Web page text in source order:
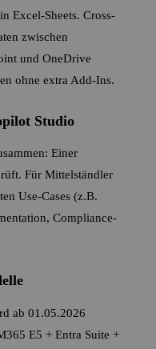
Excel-Sheets. Cross-
zwischen
und OneDrive
ohne extra Add-Ins.
Studio
Einer
Für Mittelständler
Use-Cases (z.B.
Compliance-
ab 01.05.2026
E5 + Entra Suite +